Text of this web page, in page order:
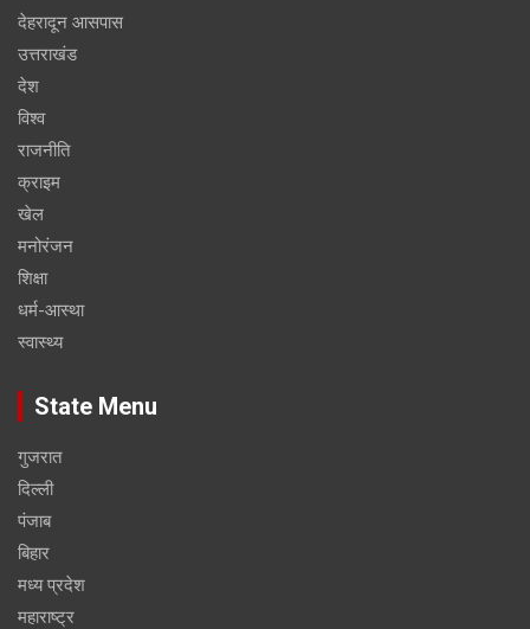
देहरादून आसपास
उत्तराखंड
देश
विश्व
राजनीति
क्राइम
खेल
मनोरंजन
शिक्षा
धर्म-आस्था
स्वास्थ्य
State Menu
गुजरात
दिल्ली
पंजाब
बिहार
मध्य प्रदेश
महाराष्ट्र